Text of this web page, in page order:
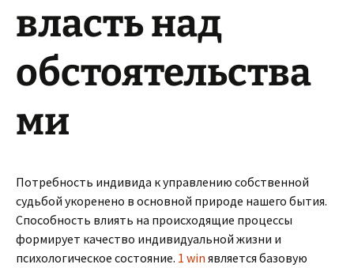
власть над
обстоятельства
ми
Потребность индивида к управлению собственной
судьбой укоренено в основной природе нашего бытия.
Способность влиять на происходящие процессы
формирует качество индивидуальной жизни и
психологическое состояние. 1 win является базовую